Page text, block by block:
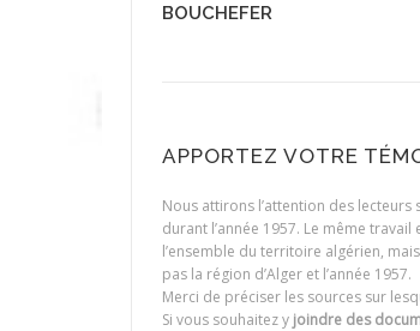
BOUCHEFER
APPORTEZ VOTRE
Nous attirons l’attention des
durant l’année 1957. Le même
l’ensemble du territoire algérien,
pas la région d’Alger et l’année 1957.
Merci de préciser les sources sur
Si vous souhaitez y joindre des